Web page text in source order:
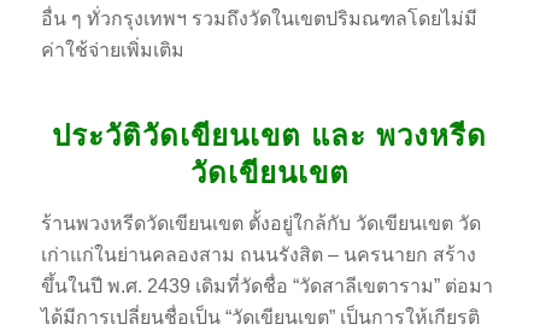
อื่น ๆ ทั่วกรุงเทพฯ รวมถึงวัดในเขตปริมณฑลโดยไม่มี
ค่าใช้จ่ายเพิ่มเติม
ประวัติวัดเขียนเขต และ พวงหรีด
วัดเขียนเขต
ร้านพวงหรีดวัดเขียนเขต ตั้งอยู่ใกล้กับ วัดเขียนเขต วัด
เก่าแก่ในย่านคลองสาม ถนนรังสิต – นครนายก สร้าง
ขึ้นในปี พ.ศ. 2439 เดิมที่วัดชื่อ “วัดสาลีเขตาราม” ต่อมา
ได้มีการเปลี่ยนชื่อเป็น “วัดเขียนเขต” เป็นการให้เกียรติ